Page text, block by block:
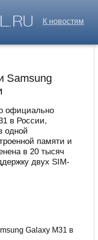
К новостям
Samsung
официально
в России,
одной
памяти и
в 20 тысяч
двух SIM-